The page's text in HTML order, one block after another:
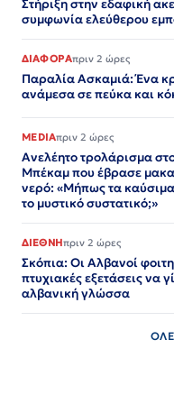
Στήριξη στην εδαφική
συμφωνία ελεύθερου
ΔΙΑΦΟΡΑπριν 2 ώρες
Παραλία Ασκαμιά: Ένα
ανάμεσα σε πεύκα και
MEDIAπριν 2 ώρες
Ανελέητο τρολάρισμα
Μπέκαμ που έβρασε
νερό: «Μήπως τα
το μυστικό συστατικό;»
ΔΙΕΘΝΗπριν 2 ώρες
Σκόπια: Οι Αλβανοί
πτυχιακές εξετάσεις να
αλβανική γλώσσα